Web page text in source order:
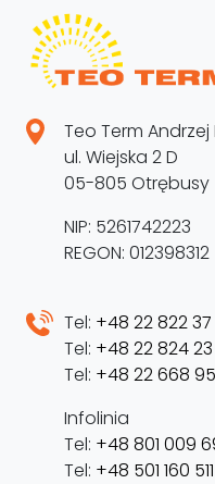
Teo Term
ul. Wiejska 2 D
05-805 Otrębusy
NIP: 5261742223
REGON: 012398312
Tel: +48 22 822
Tel: +48 22 824
Tel: +48 22 668
Infolinia
Tel: +48 801 009
Tel: +48 501 160 511